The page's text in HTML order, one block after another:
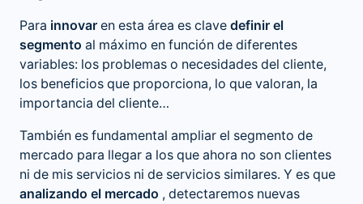
Para innovar en esta área es clave definir el
segmento al máximo en función de diferentes
variables: los problemas o necesidades del cliente,
los beneficios que proporciona, lo que valoran, la
importancia del cliente…
También es fundamental ampliar el segmento de
mercado para llegar a los que ahora no son clientes
ni de mis servicios ni de servicios similares. Y es que
analizando el mercado , detectaremos nuevas